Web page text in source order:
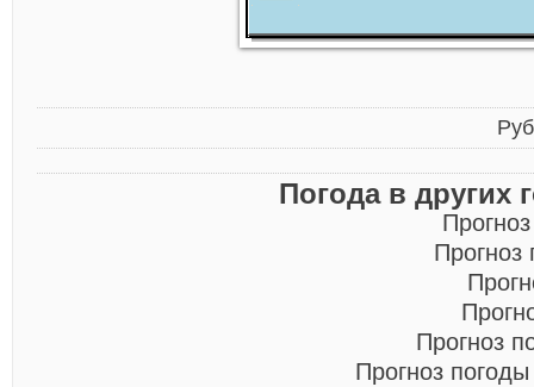
Погода в других
Прогноз
Прогноз